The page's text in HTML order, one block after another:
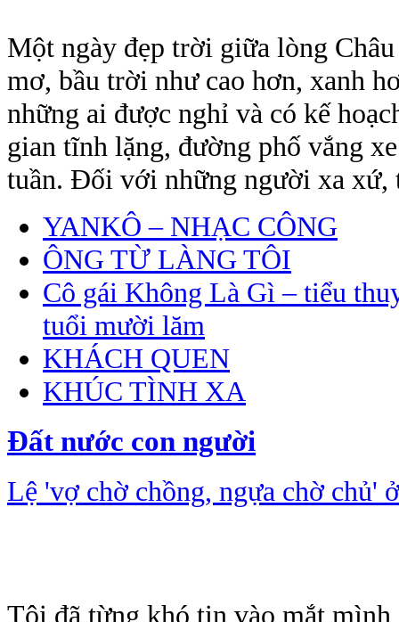
Một ngày đẹp trời giữa lòng
mơ, bầu trời như cao hơn, xanh
những ai được nghỉ và có kế
gian tĩnh lặng, đường phố vắng
tuần. Đối với những người xa xứ,
YANKÔ – NHẠC CÔNG
ÔNG TỪ LÀNG TÔI
Cô gái Không Là Gì – tiểu
tuổi mười lăm
KHÁCH QUEN
KHÚC TÌNH XA
Đất nước con người
Lệ 'vợ chờ chồng, ngựa chờ chủ'
Tôi đã từng khó tin vào mắt